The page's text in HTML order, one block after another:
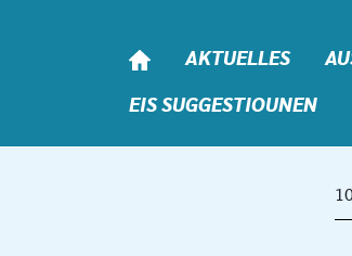
AKTUELLES
EIS SUGGESTIOUNEN